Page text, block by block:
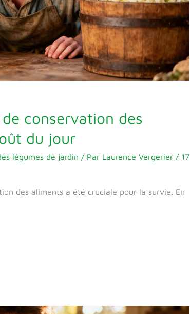
conservation des
du jour
légumes de jardin / Par Laurence Vergerier / 17
des aliments a été cruciale pour la survie. En